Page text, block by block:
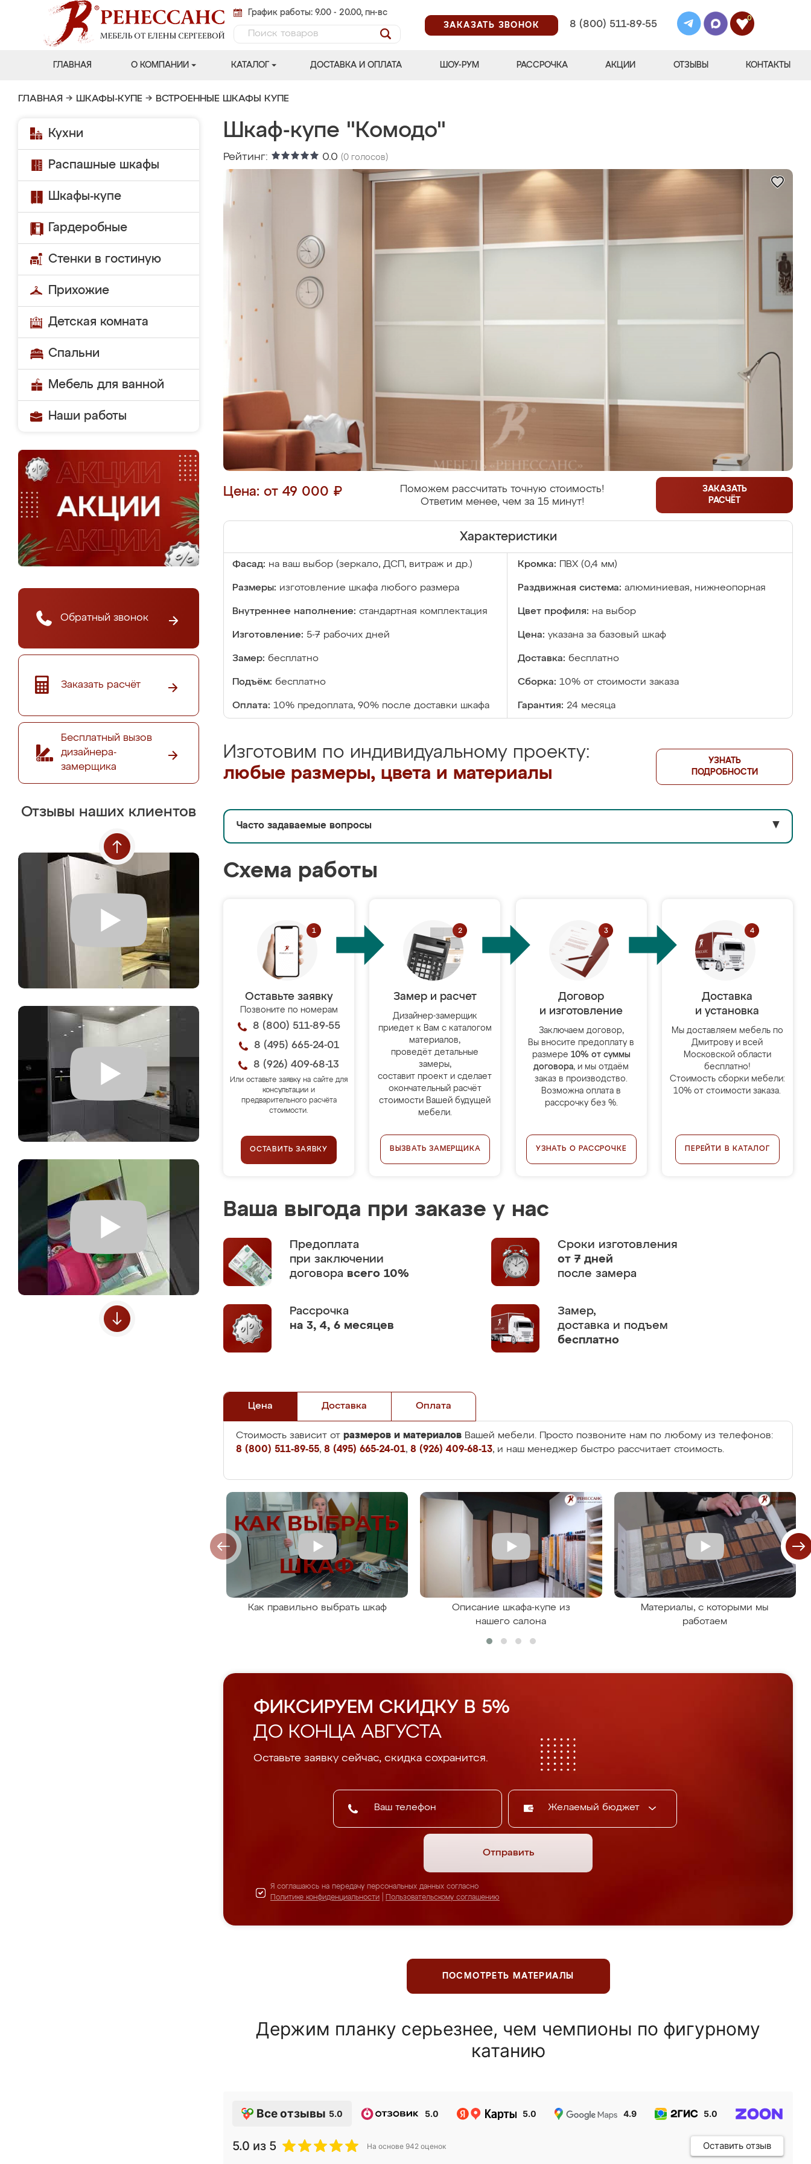
График работы: 9.00 - 20.00, пн-вс
ЗАКАЗАТЬ ЗВОНОК
8 (800) 511-89-55
0
ГЛАВНАЯ О КОМПАНИИ КАТАЛОГ ДОСТАВКА И ОПЛАТА ШОУ-РУМ РАССРОЧКА АКЦИИ ОТЗЫВЫ КОНТАКТЫ
ГЛАВНАЯ → ШКАФЫ-КУПЕ → ВСТРОЕННЫЕ ШКАФЫ КУПЕ
Кухни
Распашные шкафы
Шкафы-купе
Гардеробные
Стенки в гостиную
Прихожие
Детская комната
Спальни
Мебель для ванной
Наши работы
Обратный звонок
Заказать расчёт
Бесплатный вызов
дизайнера-
замерщика
Отзывы наших клиентов
Шкаф-купе "Комодо"
Рейтинг: 0.0 (0 голосов)
Цена: от 49 000 ₽
Поможем рассчитать точную стоимость!
Ответим менее, чем за 15 минут!
ЗАКАЗАТЬ
РАСЧЁТ
Характеристики
Фасад: на ваш выбор (зеркало, ДСП, витраж и др.) Кромка: ПВХ (0,4 мм)
Размеры: изготовление шкафа любого размера Раздвижная система: алюминиевая, нижнеопорная
Внутреннее наполнение: стандартная комплектация Цвет профиля: на выбор
Изготовление: 5-7 рабочих дней Цена: указана за базовый шкаф
Замер: бесплатно Доставка: бесплатно
Подъём: бесплатно Сборка: 10% от стоимости заказа
Оплата: 10% предоплата, 90% после доставки шкафа Гарантия: 24 месяца
Изготовим по индивидуальному проекту:
любые размеры, цвета и материалы
УЗНАТЬ
ПОДРОБНОСТИ
Часто задаваемые вопросы ▼
Схема работы
Оставьте заявку
Позвоните по номерам
8 (800) 511-89-55
8 (495) 665-24-01
8 (926) 409-68-13
Или оставьте заявку на сайте для
консультации и
предварительного расчёта
стоимости.
ОСТАВИТЬ ЗАЯВКУ
Замер и расчет
Дизайнер-замерщик
приедет к Вам с каталогом
материалов,
проведёт детальные
замеры,
составит проект и сделает
окончательный расчёт
стоимости Вашей будущей
мебели.
ВЫЗВАТЬ ЗАМЕРЩИКА
Договор
и изготовление
Заключаем договор,
Вы вносите предоплату в
размере 10% от суммы
договора, и мы отдаём
заказ в производство.
Возможна оплата в
рассрочку без %.
УЗНАТЬ О РАССРОЧКЕ
Доставка
и установка
Мы доставляем мебель по
Дмитрову и всей
Московской области
бесплатно!
Стоимость сборки мебели:
10% от стоимости заказа.
ПЕРЕЙТИ В КАТАЛОГ
Ваша выгода при заказе у нас
Предоплата
при заключении
договора всего 10%
Сроки изготовления
от 7 дней
после замера
Рассрочка
на 3, 4, 6 месяцев
Замер,
доставка и подъем
бесплатно
Цена Доставка Оплата
Стоимость зависит от размеров и материалов Вашей мебели. Просто позвоните нам по любому из телефонов:
8 (800) 511-89-55, 8 (495) 665-24-01, 8 (926) 409-68-13, и наш менеджер быстро рассчитает стоимость.
Как правильно выбрать шкаф
Описание шкафа-купе из
нашего салона
Материалы, с которыми мы
работаем
ФИКСИРУЕМ СКИДКУ В 5%
ДО КОНЦА АВГУСТА
Оставьте заявку сейчас, скидка сохранится.
Желаемый бюджет
Отправить
Я соглашаюсь на передачу персональных данных согласно
Политике конфиденциальности
Пользовательскому соглашению
ПОСМОТРЕТЬ МАТЕРИАЛЫ
Держим планку серьезнее, чем чемпионы по фигурному
катанию
Все отзывы 5.0 5.0 5.0 4.9 5.0
5.0 из 5 На основе 942 оценок Оставить отзыв